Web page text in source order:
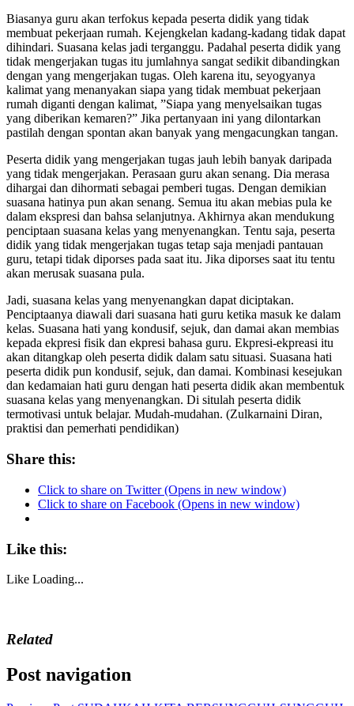
Biasanya guru akan terfokus kepada peserta didik yang tidak
membuat pekerjaan rumah. Kejengkelan kadang-kadang tidak dapat
dihindari. Suasana kelas jadi terganggu. Padahal peserta didik yang
tidak mengerjakan tugas itu jumlahnya sangat sedikit dibandingkan
dengan yang mengerjakan tugas. Oleh karena itu, seyogyanya
kalimat yang menanyakan siapa yang tidak membuat pekerjaan
rumah diganti dengan kalimat, ”Siapa yang menyelsaikan tugas
yang diberikan kemaren?” Jika pertanyaan ini yang dilontarkan
pastilah dengan spontan akan banyak yang mengacungkan tangan.
Peserta didik yang mengerjakan tugas jauh lebih banyak daripada
yang tidak mengerjakan. Perasaan guru akan senang. Dia merasa
dihargai dan dihormati sebagai pemberi tugas. Dengan demikian
suasana hatinya pun akan senang. Semua itu akan mebias pula ke
dalam ekspresi dan bahsa selanjutnya. Akhirnya akan mendukung
penciptaan suasana kelas yang menyenangkan. Tentu saja, peserta
didik yang tidak mengerjakan tugas tetap saja menjadi pantauan
guru, tetapi tidak diporses pada saat itu. Jika diporses saat itu tentu
akan merusak suasana pula.
Jadi, suasana kelas yang menyenangkan dapat diciptakan.
Penciptaanya diawali dari suasana hati guru ketika masuk ke dalam
kelas. Suasana hati yang kondusif, sejuk, dan damai akan membias
kepada ekpresi fisik dan ekpresi bahasa guru. Ekpresi-ekpreasi itu
akan ditangkap oleh peserta didik dalam satu situasi. Suasana hati
peserta didik pun kondusif, sejuk, dan damai. Kombinasi kesejukan
dan kedamaian hati guru dengan hati peserta didik akan membentuk
suasana kelas yang menyenangkan. Di situlah peserta didik
termotivasi untuk belajar. Mudah-mudahan. (Zulkarnaini Diran,
praktisi dan pemerhati pendidikan)
Share this:
Click to share on Twitter (Opens in new window)
Click to share on Facebook (Opens in new window)
Like this:
Like Loading...
Related
Post navigation